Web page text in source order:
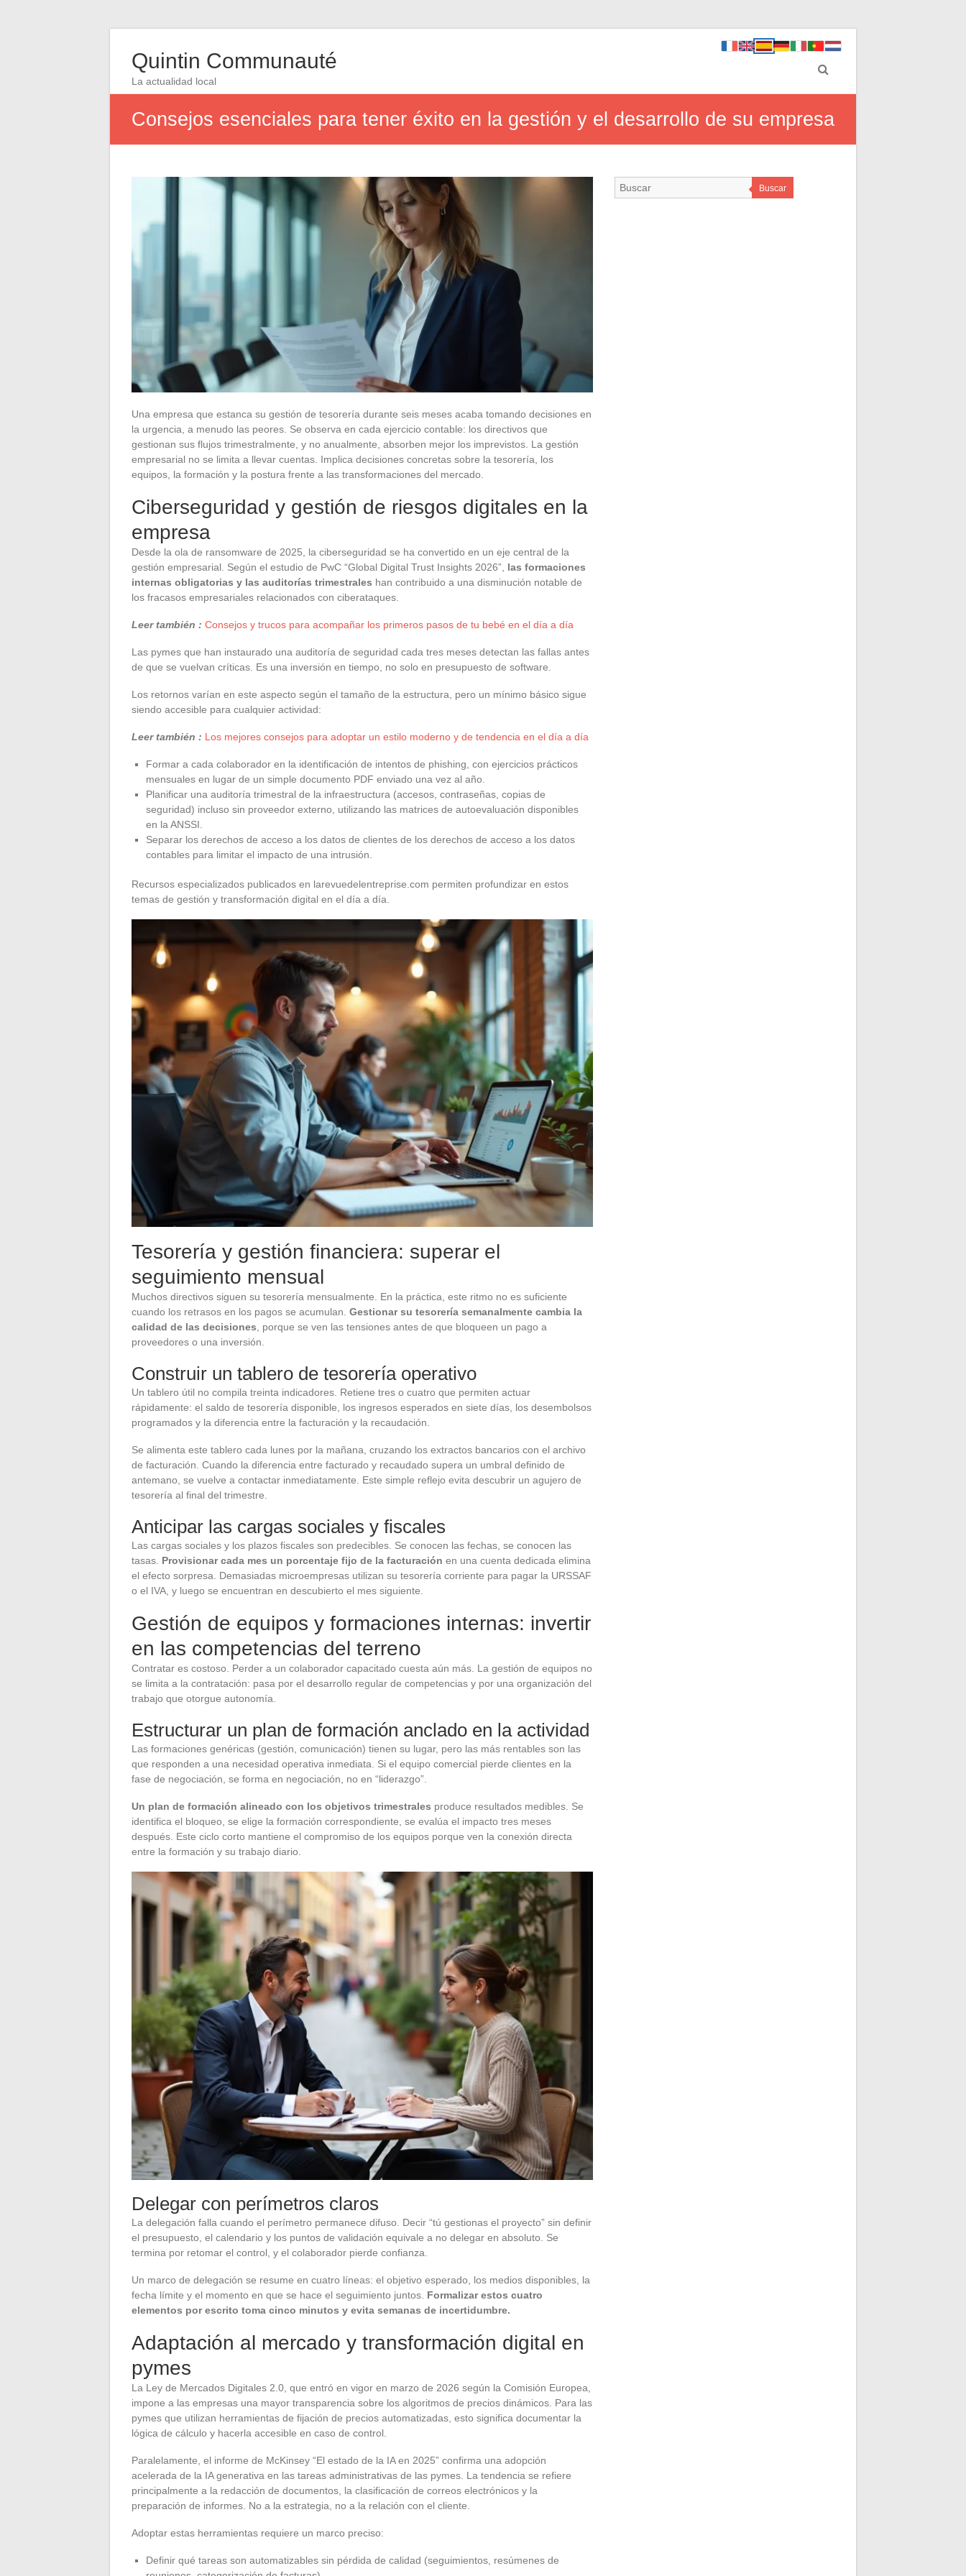
Quintin Communauté
La actualidad local
Consejos esenciales para tener éxito en la gestión y el desarrollo de su empresa
Una empresa que estanca su gestión de tesorería durante seis meses acaba tomando decisiones en
la urgencia, a menudo las peores. Se observa en cada ejercicio contable: los directivos que
gestionan sus flujos trimestralmente, y no anualmente, absorben mejor los imprevistos. La gestión
empresarial no se limita a llevar cuentas. Implica decisiones concretas sobre la tesorería, los
equipos, la formación y la postura frente a las transformaciones del mercado.
Ciberseguridad y gestión de riesgos digitales en la
empresa
Desde la ola de ransomware de 2025, la ciberseguridad se ha convertido en un eje central de la
gestión empresarial. Según el estudio de PwC “Global Digital Trust Insights 2026”, las formaciones
internas obligatorias y las auditorías trimestrales han contribuido a una disminución notable de
los fracasos empresariales relacionados con ciberataques.
Leer también : Consejos y trucos para acompañar los primeros pasos de tu bebé en el día a día
Las pymes que han instaurado una auditoría de seguridad cada tres meses detectan las fallas antes
de que se vuelvan críticas. Es una inversión en tiempo, no solo en presupuesto de software.
Los retornos varían en este aspecto según el tamaño de la estructura, pero un mínimo básico sigue
siendo accesible para cualquier actividad:
Leer también : Los mejores consejos para adoptar un estilo moderno y de tendencia en el día a día
Formar a cada colaborador en la identificación de intentos de phishing, con ejercicios prácticos
mensuales en lugar de un simple documento PDF enviado una vez al año.
Planificar una auditoría trimestral de la infraestructura (accesos, contraseñas, copias de
seguridad) incluso sin proveedor externo, utilizando las matrices de autoevaluación disponibles
en la ANSSI.
Separar los derechos de acceso a los datos de clientes de los derechos de acceso a los datos
contables para limitar el impacto de una intrusión.
Recursos especializados publicados en larevuedelentreprise.com permiten profundizar en estos
temas de gestión y transformación digital en el día a día.
Tesorería y gestión financiera: superar el
seguimiento mensual
Muchos directivos siguen su tesorería mensualmente. En la práctica, este ritmo no es suficiente
cuando los retrasos en los pagos se acumulan. Gestionar su tesorería semanalmente cambia la
calidad de las decisiones, porque se ven las tensiones antes de que bloqueen un pago a
proveedores o una inversión.
Construir un tablero de tesorería operativo
Un tablero útil no compila treinta indicadores. Retiene tres o cuatro que permiten actuar
rápidamente: el saldo de tesorería disponible, los ingresos esperados en siete días, los desembolsos
programados y la diferencia entre la facturación y la recaudación.
Se alimenta este tablero cada lunes por la mañana, cruzando los extractos bancarios con el archivo
de facturación. Cuando la diferencia entre facturado y recaudado supera un umbral definido de
antemano, se vuelve a contactar inmediatamente. Este simple reflejo evita descubrir un agujero de
tesorería al final del trimestre.
Anticipar las cargas sociales y fiscales
Las cargas sociales y los plazos fiscales son predecibles. Se conocen las fechas, se conocen las
tasas. Provisionar cada mes un porcentaje fijo de la facturación en una cuenta dedicada elimina
el efecto sorpresa. Demasiadas microempresas utilizan su tesorería corriente para pagar la URSSAF
o el IVA, y luego se encuentran en descubierto el mes siguiente.
Gestión de equipos y formaciones internas: invertir
en las competencias del terreno
Contratar es costoso. Perder a un colaborador capacitado cuesta aún más. La gestión de equipos no
se limita a la contratación: pasa por el desarrollo regular de competencias y por una organización del
trabajo que otorgue autonomía.
Estructurar un plan de formación anclado en la actividad
Las formaciones genéricas (gestión, comunicación) tienen su lugar, pero las más rentables son las
que responden a una necesidad operativa inmediata. Si el equipo comercial pierde clientes en la
fase de negociación, se forma en negociación, no en “liderazgo”.
Un plan de formación alineado con los objetivos trimestrales produce resultados medibles. Se
identifica el bloqueo, se elige la formación correspondiente, se evalúa el impacto tres meses
después. Este ciclo corto mantiene el compromiso de los equipos porque ven la conexión directa
entre la formación y su trabajo diario.
Delegar con perímetros claros
La delegación falla cuando el perímetro permanece difuso. Decir “tú gestionas el proyecto” sin definir
el presupuesto, el calendario y los puntos de validación equivale a no delegar en absoluto. Se
termina por retomar el control, y el colaborador pierde confianza.
Un marco de delegación se resume en cuatro líneas: el objetivo esperado, los medios disponibles, la
fecha límite y el momento en que se hace el seguimiento juntos. Formalizar estos cuatro
elementos por escrito toma cinco minutos y evita semanas de incertidumbre.
Adaptación al mercado y transformación digital en
pymes
La Ley de Mercados Digitales 2.0, que entró en vigor en marzo de 2026 según la Comisión Europea,
impone a las empresas una mayor transparencia sobre los algoritmos de precios dinámicos. Para las
pymes que utilizan herramientas de fijación de precios automatizadas, esto significa documentar la
lógica de cálculo y hacerla accesible en caso de control.
Paralelamente, el informe de McKinsey “El estado de la IA en 2025” confirma una adopción
acelerada de la IA generativa en las tareas administrativas de las pymes. La tendencia se refiere
principalmente a la redacción de documentos, la clasificación de correos electrónicos y la
preparación de informes. No a la estrategia, no a la relación con el cliente.
Adoptar estas herramientas requiere un marco preciso:
Definir qué tareas son automatizables sin pérdida de calidad (seguimientos, resúmenes de
Buscar